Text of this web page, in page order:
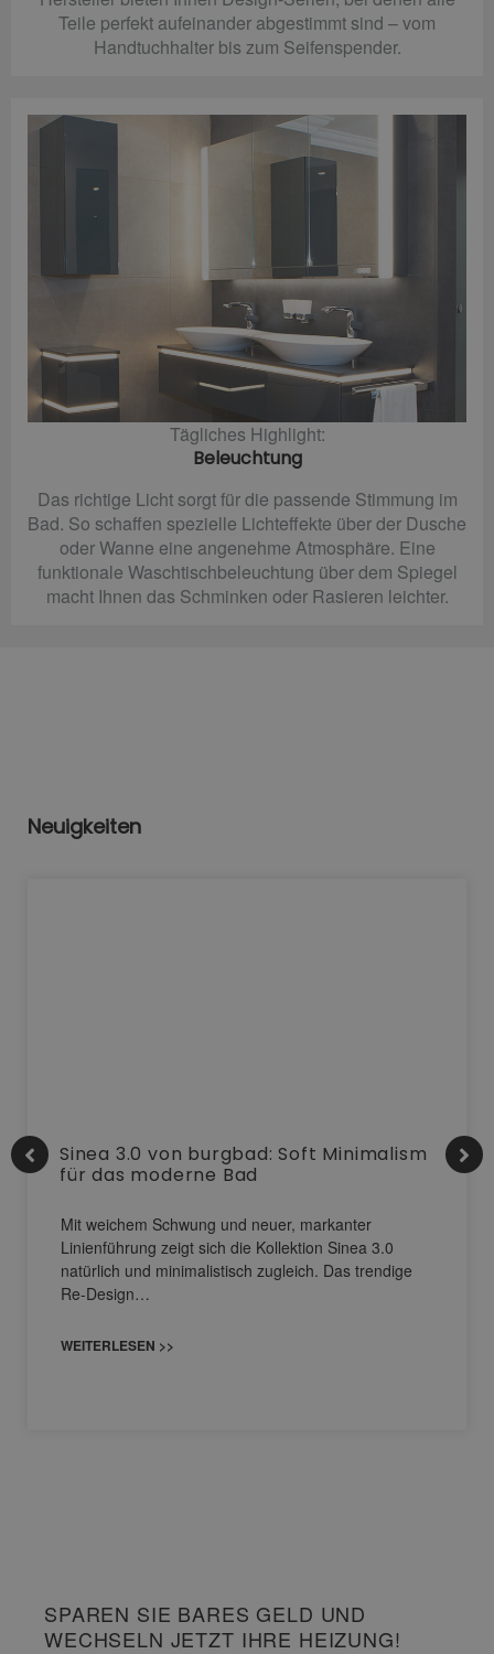
Teile perfekt aufeinander abgestimmt sind – vom
Handtuchhalter bis zum Seifenspender.
Tägliches Highlight:
Beleuchtung
Das richtige Licht sorgt für die passende Stimmung im
Bad. So schaffen spezielle Lichteffekte über der Dusche
oder Wanne eine angenehme Atmosphäre. Eine
funktionale Waschtischbeleuchtung über dem Spiegel
macht Ihnen das Schminken oder Rasieren leichter.
Neuigkeiten
Sinea 3.0 von burgbad: Soft Minimalism
für das moderne Bad
Mit weichem Schwung und neuer, markanter
Linienführung zeigt sich die Kollektion Sinea 3.0
natürlich und minimalistisch zugleich. Das trendige
Re-Design…
WEITERLESEN >>
SPAREN SIE BARES GELD UND
WECHSELN JETZT IHRE HEIZUNG!